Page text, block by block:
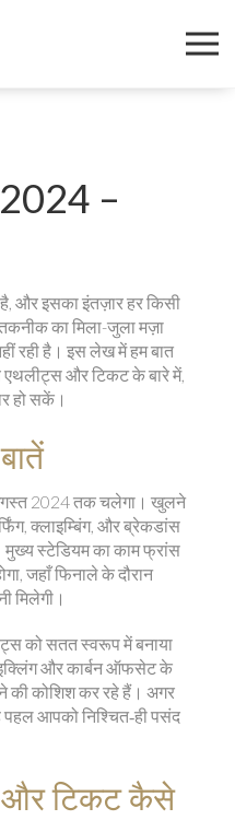
–
और इसका इंतज़ार हर किसी
का मिला-जुला मज़ा
रही है। इस लेख में हम बात
एथलीट्स और टिकट के बारे में,
हो सकें।
2024 तक चलेगा। खुलने
क्लाइम्बिंग, और ब्रेकडांस
मुख्य स्टेडियम का काम फ्रांस
जहाँ फिनाले के दौरान
मिलेगी।
को सतत स्वरूप में बनाया
और कार्बन ऑफसेट के
की कोशिश कर रहे हैं। अगर
पहल आपको निश्चित‑ही पसंद
और टिकट कैसे